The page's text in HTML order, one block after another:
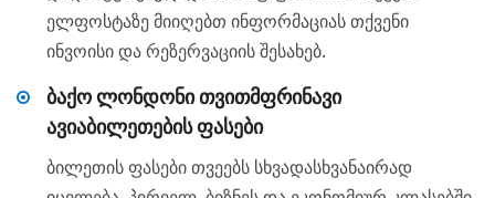
ელფოსტაზე მიიღებთ ინფორმაციას თქვენი
ინვოისი და რეზერვაციის შესახებ.
ბაქო ლონდონი თვითმფრინავი
ავიაბილეთების ფასები
ბილეთის ფასები თვეებს სხვადასხვანაირად